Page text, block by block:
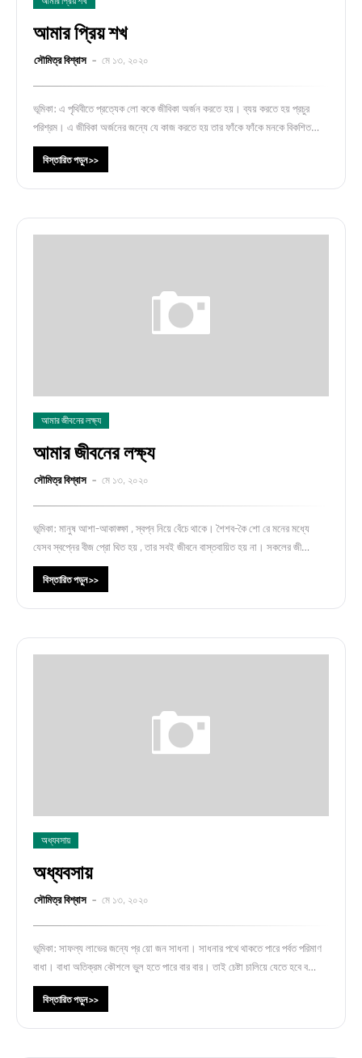
আমার প্রিয় শখ
সৌমিত্র বিশ্বাস মে ১৩, ২০২০
ভূমিকা: এ পৃথিবীতে প্রত্যেক লো ককে জীবিকা অর্জন করতে হয়। ব্যয় করতে হয় প্রচুর
পরিশ্রম। এ জীবিকা অর্জনের জন্যে যে কাজ করতে হয় তার ফাঁকে ফাঁকে মনকে বিকশিত…
বিস্তারিত পড়ুন >>
আমার জীবনের লক্ষ্য
আমার জীবনের লক্ষ্য
সৌমিত্র বিশ্বাস মে ১৩, ২০২০
ভূমিকা: মানুষ আশা-আকাঙ্ক্ষা , স্বপ্ন নিয়ে বেঁচে থাকে। শৈশব-কৈ শো রে মনের মধ্যে
যেসব স্বপ্নের বীজ প্রো থিত হয় , তার সবই জীবনে বাস্তবায়িত হয় না। সকলের জী…
বিস্তারিত পড়ুন >>
অধ্যবসায়
অধ্যবসায়
সৌমিত্র বিশ্বাস মে ১৩, ২০২০
ভূমিকা: সাফল্য লাভের জন্যে প্র য়ো জন সাধনা। সাধনার পথে থাকতে পারে পর্বত পরিমাণ
বাধা। বাধা অতিক্রম কৌশলে ভুল হতে পারে বার বার। তাই চেষ্টা চালিয়ে যেতে হবে ব…
বিস্তারিত পড়ুন >>